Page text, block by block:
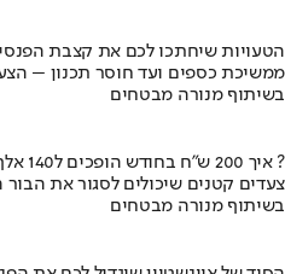
הטעויות שיחתכו לכם את קצבת
ממשיכת כספים ועד חוסר תכנון –
בשיתוף מנורה מבטחים
איך 200 ש"ח בחודש הופכים ל140 אלף ?
צעדים קטנים שיכולים לסגור את הבור
בשיתוף מנורה מבטחים